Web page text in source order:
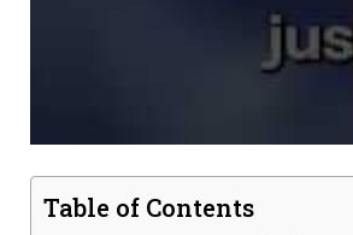
Table of Contents